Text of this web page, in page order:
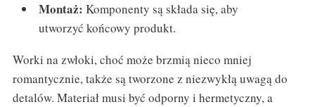
Montaż: Komponenty są składa się, aby
utworzyć końcowy produkt.
Worki na zwłoki, choć może brzmią nieco mniej
romantycznie, także są tworzone z niezwykłą uwagą do
detalów. Materiał musi być odporny i hermetyczny, a